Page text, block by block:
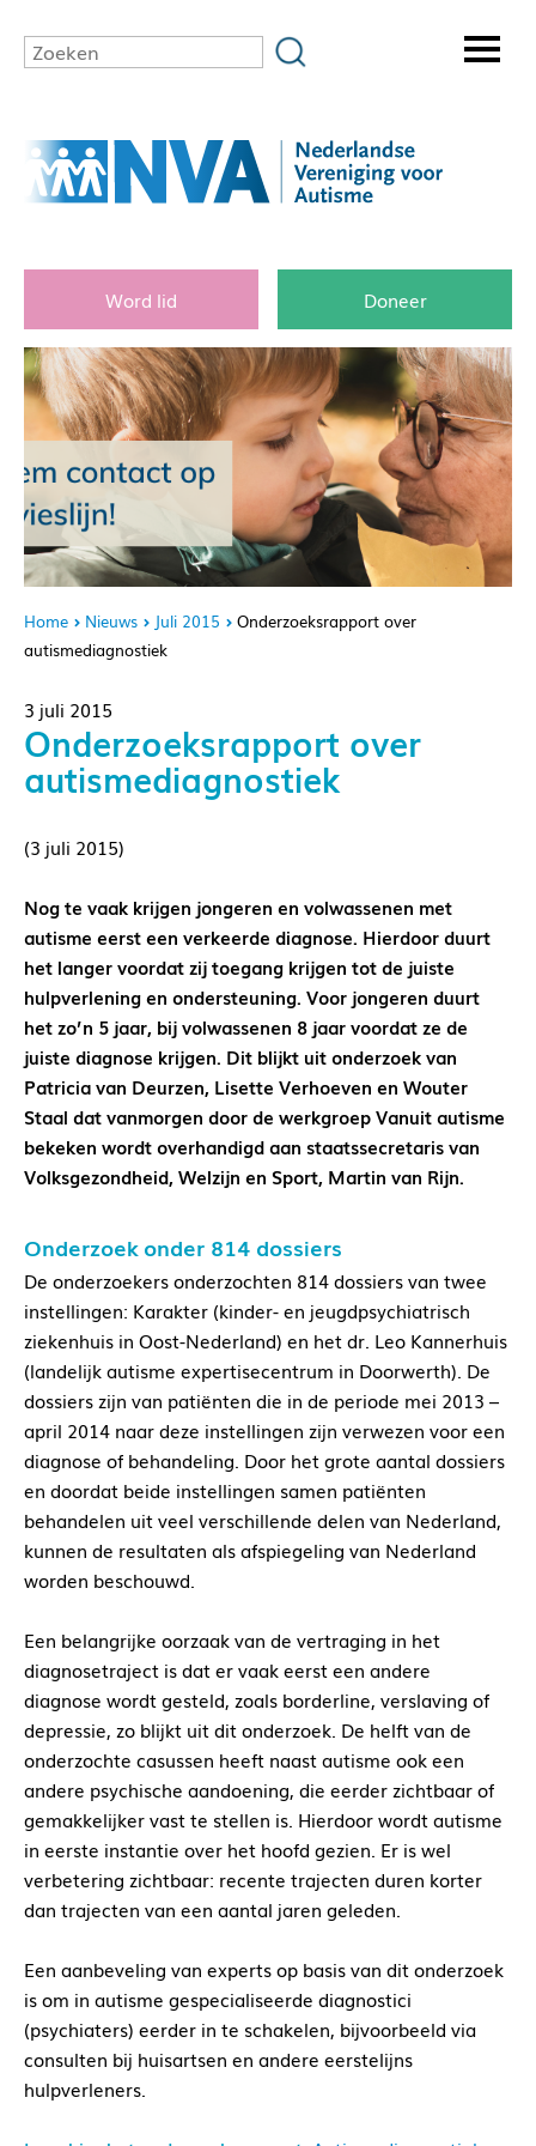
Word lid Doneer
Home Nieuws Juli 2015
Onderzoeksrapport over
autismediagnostiek
3 juli 2015
Onderzoeksrapport over
autismediagnostiek
(3 juli 2015)
Nog te vaak krijgen jongeren en volwassenen met
autisme eerst een verkeerde diagnose. Hierdoor duurt
het langer voordat zij toegang krijgen tot de juiste
hulpverlening en ondersteuning. Voor jongeren duurt
het zo’n 5 jaar, bij volwassenen 8 jaar voordat ze de
juiste diagnose krijgen. Dit blijkt uit onderzoek van
Patricia van Deurzen, Lisette Verhoeven en Wouter
Staal dat vanmorgen door de werkgroep Vanuit autisme
bekeken wordt overhandigd aan staatssecretaris van
Volksgezondheid, Welzijn en Sport, Martin van Rijn.
Onderzoek onder 814 dossiers
De onderzoekers onderzochten 814 dossiers van twee
instellingen: Karakter (kinder- en jeugdpsychiatrisch
ziekenhuis in Oost-Nederland) en het dr. Leo Kannerhuis
(landelijk autisme expertisecentrum in Doorwerth). De
dossiers zijn van patiënten die in de periode mei 2013 –
april 2014 naar deze instellingen zijn verwezen voor een
diagnose of behandeling. Door het grote aantal dossiers
en doordat beide instellingen samen patiënten
behandelen uit veel verschillende delen van Nederland,
kunnen de resultaten als afspiegeling van Nederland
worden beschouwd.
Een belangrijke oorzaak van de vertraging in het
diagnosetraject is dat er vaak eerst een andere
diagnose wordt gesteld, zoals borderline, verslaving of
depressie, zo blijkt uit dit onderzoek. De helft van de
onderzochte casussen heeft naast autisme ook een
andere psychische aandoening, die eerder zichtbaar of
gemakkelijker vast te stellen is. Hierdoor wordt autisme
in eerste instantie over het hoofd gezien. Er is wel
verbetering zichtbaar: recente trajecten duren korter
dan trajecten van een aantal jaren geleden.
Een aanbeveling van experts op basis van dit onderzoek
is om in autisme gespecialiseerde diagnostici
(psychiaters) eerder in te schakelen, bijvoorbeeld via
consulten bij huisartsen en andere eerstelijns
hulpverleners.